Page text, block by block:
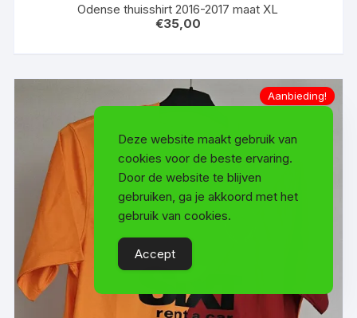
Odense thuisshirt 2016-2017 maat XL
€35,00
Aanbieding!
Deze website maakt gebruik van
cookies voor de beste ervaring.
Door de website te blijven
gebruiken, ga je akkoord met het
gebruik van cookies.
Accept